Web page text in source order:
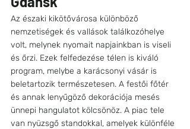
Az északi kikötővárosa különböző
nemzetiségek és vallások találkozóhelye
volt, melynek nyomait napjainkban is viseli
és őrzi. Ezek felfedezése télen is kiváló
program, melybe a karácsonyi vásár is
beletartozik természetesen. A festői főtér
és annak lenyűgöző dekorációja mesés
ünnepi hangulatot kölcsönöz. A piac tele
van nyüzsgő standokkal, amelyek különféle